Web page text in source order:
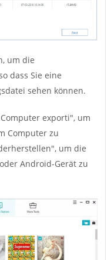
um die
dass Sie eine
sehen können.
exporti", um
Computer zu
um die
Android-Gerät zu